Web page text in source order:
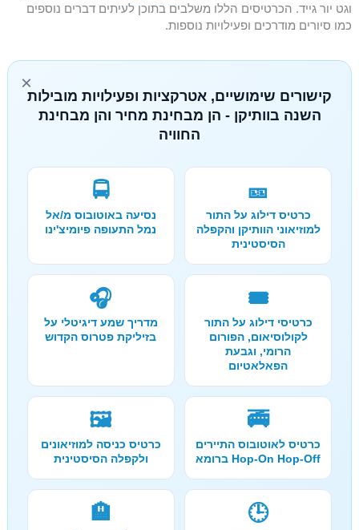
וגט יור גייד. הכרטיסים הללו משלבים בתוכן לעיתים דברים נוספים
כמו סיורים מודרכים ופעילויות נוספות.
×
קישורים שימושיים, אטרקציות ופעילויות מובילות
השנה בוותיקן - הן מבחינת מחיר והן מבחינת
החוויה
🎫
כרטיס דילוג על התור
למוזיאוני הוותיקן והקפלה
הסיסטינית
🚍
נסיעה באוטובוס מ/אל
נמל התעופה פיומיצ'ינו
🎟️
כרטיסי דילוג על התור
לקולוסיאום, הפורום
הרומי, וגבעת
הפאלאטיום
🎧
מדריך שמע דיגיטלי על
בזיליקת פטרוס הקדוש
🚎
כרטיס לאוטובוס התיירים
Hop-On Hop-Off ברומא
🖼️
כרטיס כניסה למוזיאונים
ולקפלה הסיסטינית
🕒
🏨